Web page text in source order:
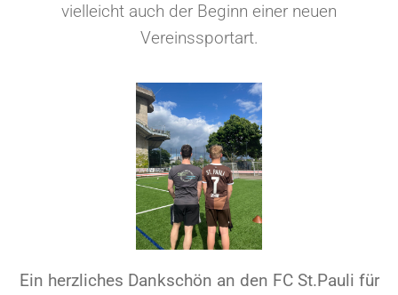
vielleicht auch der Beginn einer neuen
Vereinssportart.
Ein herzliches Dankschön an den FC St.Pauli für